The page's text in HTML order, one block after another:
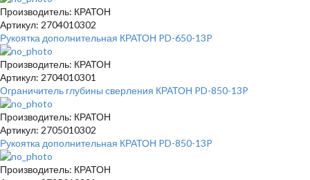
Производитель: КРАТОН
Артикул: 2704010302
Рукоятка дополнительная КРАТОН PD-650-13P
Производитель: КРАТОН
Артикул: 2704010301
Ограничитель глубины сверления КРАТОН PD-850-13P
Производитель: КРАТОН
Артикул: 2705010302
Рукоятка дополнительная КРАТОН PD-850-13P
Производитель: КРАТОН